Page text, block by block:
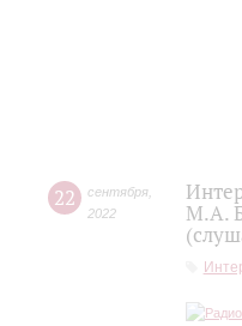
22 сентября
2022
М.А.